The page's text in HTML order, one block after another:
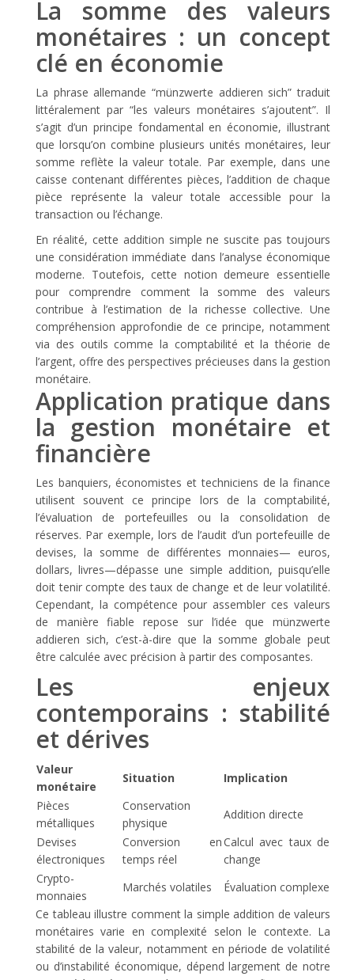
La somme des valeurs
monétaires : un concept
clé en économie
La phrase allemande “münzwerte addieren sich” traduit
littéralement par “les valeurs monétaires s’ajoutent”. Il
s’agit d’un principe fondamental en économie, illustrant
que lorsqu’on combine plusieurs unités monétaires, leur
somme reflète la valeur totale. Par exemple, dans une
caisse contenant différentes pièces, l’addition de chaque
pièce représente la valeur totale accessible pour la
transaction ou l’échange.
En réalité, cette addition simple ne suscite pas toujours
une considération immédiate dans l’analyse économique
moderne. Toutefois, cette notion demeure essentielle
pour comprendre comment la somme des valeurs
contribue à l’estimation de la richesse collective. Une
compréhension approfondie de ce principe, notamment
via des outils comme la comptabilité et la théorie de
l’argent, offre des perspectives précieuses dans la gestion
monétaire.
Application pratique dans
la gestion monétaire et
financière
Les banquiers, économistes et techniciens de la finance
utilisent souvent ce principe lors de la comptabilité,
l’évaluation de portefeuilles ou la consolidation de
réserves. Par exemple, lors de l’audit d’un portefeuille de
devises, la somme de différentes monnaies— euros,
dollars, livres—dépasse une simple addition, puisqu’elle
doit tenir compte des taux de change et de leur volatilité.
Cependant, la compétence pour assembler ces valeurs
de manière fiable repose sur l’idée que münzwerte
addieren sich, c’est-à-dire que la somme globale peut
être calculée avec précision à partir des composantes.
Les enjeux
contemporains : stabilité
et dérives
Valeur
monétaire
Situation
Implication
Pièces
métalliques
Conservation
physique
Addition directe
Devises
électroniques
Conversion en
temps réel
Calcul avec taux de
change
Crypto-
monnaies
Marchés volatiles
Évaluation complexe
Ce tableau illustre comment la simple addition de valeurs
monétaires varie en complexité selon le contexte. La
stabilité de la valeur, notamment en période de volatilité
ou d’instabilité économique, dépend largement de notre